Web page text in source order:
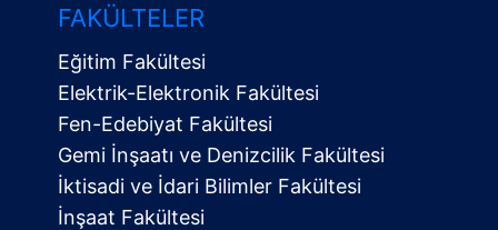
FAKÜLTELER
Eğitim Fakültesi
Elektrik-Elektronik Fakültesi
Fen-Edebiyat Fakültesi
Gemi İnşaatı ve Denizcilik Fakültesi
İktisadi ve İdari Bilimler Fakültesi
İnşaat Fakültesi